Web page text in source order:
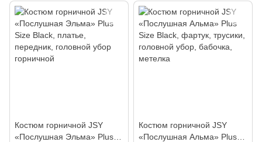
Костюм горничной JSY
«Послушная Эльма» Plus
Костюм горничной JSY
«Послушная Альма» Plus